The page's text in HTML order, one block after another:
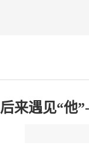
后来遇见“他